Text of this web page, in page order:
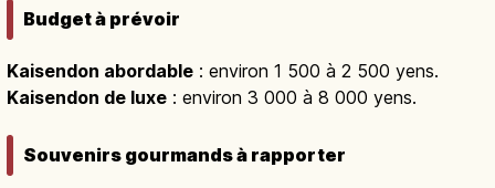
Budget à prévoir
Kaisendon abordable : environ 1 500 à 2 500 yens.
Kaisendon de luxe : environ 3 000 à 8 000 yens.
Souvenirs gourmands à rapporter